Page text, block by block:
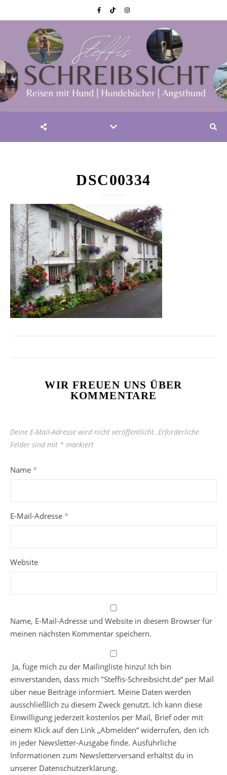
DSC00334
WIR FREUEN UNS ÜBER
KOMMENTARE
Deine E-Mail-Adresse wird nicht veröffentlicht. Erforderliche
Felder sind mit * markiert
Name *
E-Mail-Adresse *
Website
Name, E-Mail-Adresse und Website in diesem Browser für
meinen nächsten Kommentar speichern.
Ja, füge mich zu der Mailingliste hinzu! Ich bin
einverstanden, dass mich "Steffis-Schreibsicht.de“ per Mail
über neue Beiträge informiert. Meine Daten werden
ausschließlich zu diesem Zweck genutzt. Ich kann diese
Einwilligung jederzeit kostenlos per Mail, Brief oder mit
einem Klick auf den Link „Abmelden“ widerrufen, den ich
in jeder Newsletter-Ausgabe finde. Ausführliche
Informationen zum Newsletterversand erhältst du in
unserer Datenschutzerklärung.